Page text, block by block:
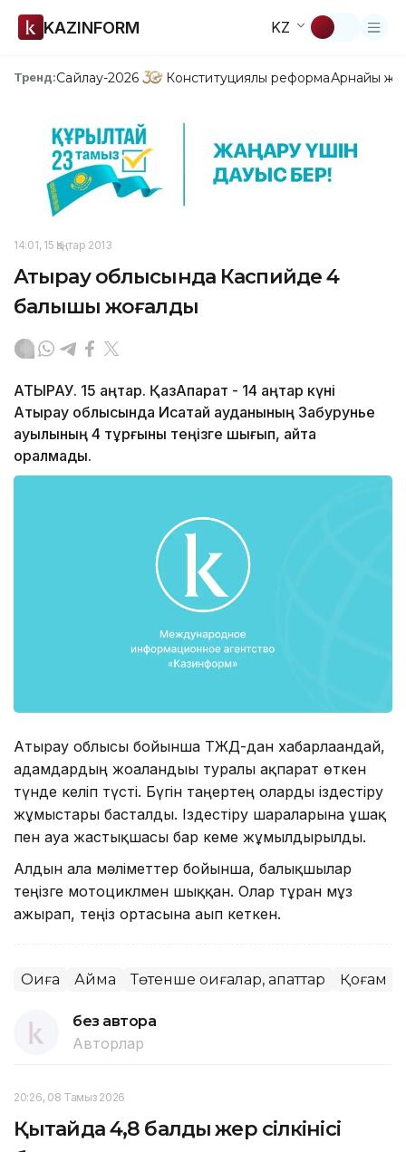
KAZINFORM KZ
Тренд:Сайлау-2026 Конституциялық реформаАрнайы
14:01, 15 Қаңтар 2013
Атырау облысында Каспийде 4
балықшы жоғалды
АТЫРАУ. 15 қаңтар. ҚазАқпарат - 14 қаңтар күні
Атырау облысында Исатай ауданының Забурунье
ауылының 4 тұрғыны теңізге шығып, қайта
оралмады.
Атырау облысы бойынша ТЖД-дан хабарлағандай,
адамдардың жоғалғандығы туралы ақпарат өткен
түнде келіп түсті. Бүгін таңертең оларды іздестіру
жұмыстары басталды. Іздестіру шараларына ұшақ
пен ауа жастықшасы бар кеме жұмылдырылды.
Алдын ала мәліметтер бойынша, балықшылар
теңізге мотоциклмен шыққан. Олар тұрған мұз
ажырап, теңіз ортасына ағып кеткен.
Оқиға Аймақ Төтенше оқиғалар, апаттар Қоғам
без автора
Авторлар
20:26, 08 Тамыз 2026
Қытайда 4,8 балдық жер сілкінісі